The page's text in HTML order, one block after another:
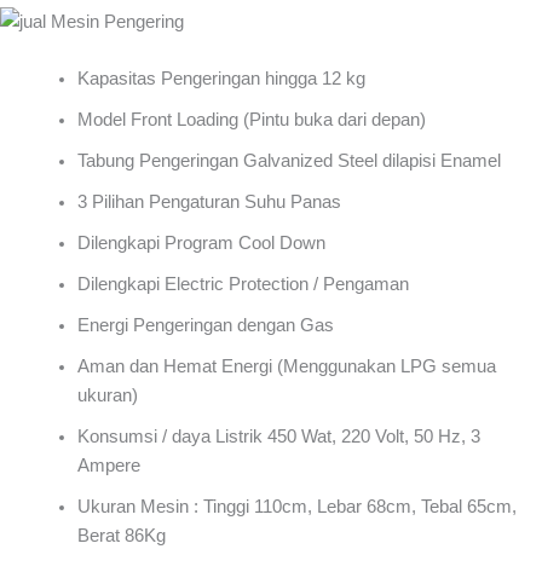
Kapasitas Pengeringan hingga 12 kg
Model Front Loading (Pintu buka dari depan)
Tabung Pengeringan Galvanized Steel dilapisi Enamel
3 Pilihan Pengaturan Suhu Panas
Dilengkapi Program Cool Down
Dilengkapi Electric Protection / Pengaman
Energi Pengeringan dengan Gas
Aman dan Hemat Energi (Menggunakan LPG semua
ukuran)
Konsumsi / daya Listrik 450 Wat, 220 Volt, 50 Hz, 3
Ampere
Ukuran Mesin : Tinggi 110cm, Lebar 68cm, Tebal 65cm,
Berat 86Kg